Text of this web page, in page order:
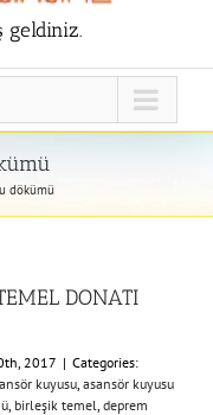
geldiniz.
dökümü
DONATI
2017 | Categories:
kuyusu, asansör kuyusu
, birleşik temel, deprem